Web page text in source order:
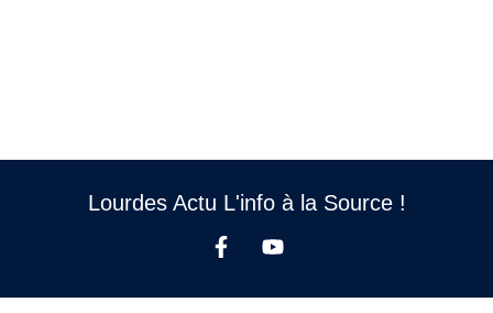
Lourdes Actu L'info à la Source !